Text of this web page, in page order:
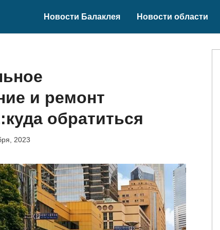
Новости Балаклея Новости области
и ремонт
обратиться
2023